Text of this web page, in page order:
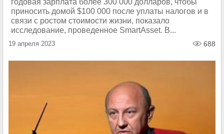
годовая зарплата более 300 000 долларов, чтобы
приносить домой $100 000 после уплаты налогов и в
связи с ростом стоимости жизни, показало
исследование, проведенное SmartAsset. В...
19 апреля 2023 688